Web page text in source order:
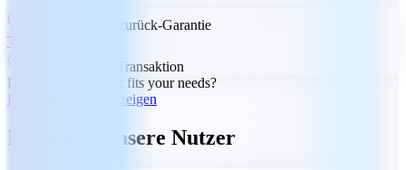
30-tägige Geld-zurück-Garantie
Trustpilot
100 % sichere Transaktion
Don't see a plan that fits your needs?
Pläne und Preise anzeigen
Das sagen unsere Nutzer